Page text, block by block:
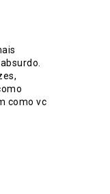
como vc